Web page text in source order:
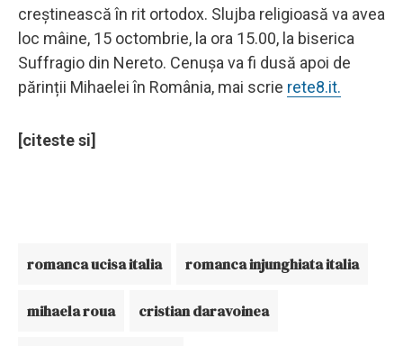
creștinească în rit ortodox. Slujba religioasă va avea
loc mâine, 15 octombrie, la ora 15.00, la biserica
Suffragio din Nereto. Cenușa va fi dusă apoi de
părinții Mihaelei în România, mai scrie rete8.it.
[citeste si]
romanca ucisa italia romanca injunghiata italia
mihaela roua cristian daravoinea